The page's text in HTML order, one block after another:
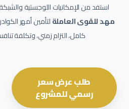
استفد من الإمكانيات اللوجستية
مهد للقوى العاملةلتأمين أمهر
كامل، التزام زمني، وتكلفة
طلب عرض سعر
رسمي للمشروع